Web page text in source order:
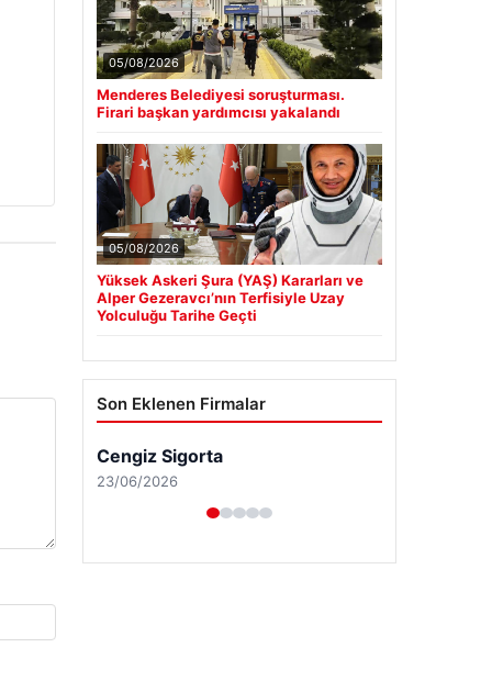
05/08/2026
Menderes Belediyesi soruşturması.
Firari başkan yardımcısı yakalandı
05/08/2026
Yüksek Askeri Şura (YAŞ) Kararları ve
Alper Gezeravcı’nın Terfisiyle Uzay
Yolculuğu Tarihe Geçti
Son Eklenen Firmalar
Cengiz Sigorta
23/06/2026